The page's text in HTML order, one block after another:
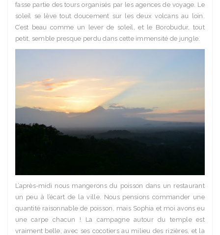
fasse partie des tours organisés par les agences de voyage. Le
soleil se lève tout doucement sur les deux volcans au loin.
C’est beau comme un lever de soleil, et le Borobudur, tout
petit, semble presque perdu dans cette immensité de jungle.
L’après-midi nous mangerons du poisson dans un restaurant
un peu à l’écart de la ville. Nous pensions commander une
quantité raisonnable de poisson, mais Sophia et moi avons eu
une carpe chacun ! La campagne autour du temple est
vraiment belle, avec ses cocotiers au milieu des rizières, et la